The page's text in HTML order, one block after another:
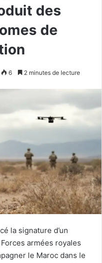
des
de
6 2 minutes de lecture
la signature d’un
armées royales
le Maroc dans le